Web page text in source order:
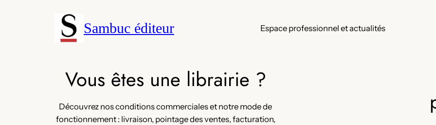
Sambuc éditeur Espace professionnel et actualités
Vous êtes une librairie ?
Découvrez nos conditions commerciales et notre mode de
fonctionnement : livraison, pointage des ventes, facturation,